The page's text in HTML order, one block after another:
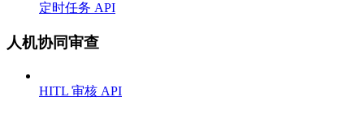
定时任务 API
人机协同审查
HITL 审核 API